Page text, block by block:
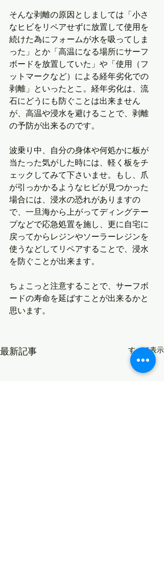
そんな剥離の原因としましては「小さ
なヒビをリペアせずに放置して使用を
続けた為にフォームが水を吸ってしま
った」とか「高温になる場所にサーフ
ボードを放置していた」や「使用（フ
ットマークなど）による経年劣化での
剥離」といったとこ。経年劣化は、流
石にどうにも防ぐことは出来ません
が、高温や浸水を避けることで、剥離
の予防が出来るのです。
波乗り中、自分の身体や何処かに板が
当たった気がした時には、軽く板をチ
ェックしてみて下さいませ。もし、爪
が引っかかるようなヒビが見つかった
場合には、浸水の恐れがありますの
で、一旦海から上がってディングテー
プなどで応急処置を施し、更に自宅に
戻ってからレジンやソーラーレジンを
使うなどしてリペアすることで、浸水
を防ぐことが出来ます。
ちょこっと注意することで、サーフボ
ードの寿命を延ばすことが出来るかと
思います。
最新記事 すべて表示